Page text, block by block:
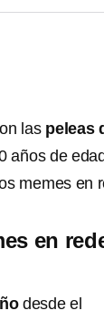
las peleas
años de
memes en
en
desde el